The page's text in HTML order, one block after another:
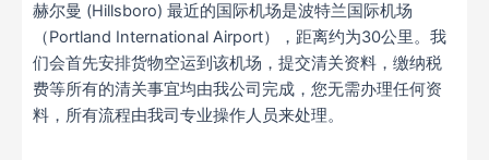
赫尔曼 (Hillsboro) 最近的国际机场是波特兰国际机场
（Portland International Airport），距离约为30公里。我
们会首先安排货物空运到该机场，提交清关资料，缴纳税
费等所有的清关事宜均由我公司完成，您无需办理任何资
料，所有流程由我司专业操作人员来处理。